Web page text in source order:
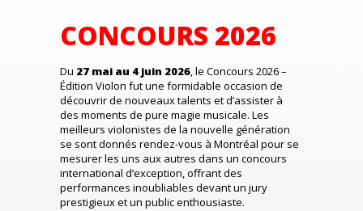
CONCOURS 2026
Du 27 mai au 4 juin 2026, le Concours 2026 –
Édition Violon fut une formidable occasion de
découvrir de nouveaux talents et d’assister à
des moments de pure magie musicale. Les
meilleurs violonistes de la nouvelle génération
se sont donnés rendez-vous à Montréal pour se
mesurer les uns aux autres dans un concours
international d’exception, offrant des
performances inoubliables devant un jury
prestigieux et un public enthousiaste.